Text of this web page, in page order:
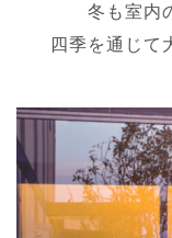
冬も室内
四季を通じて